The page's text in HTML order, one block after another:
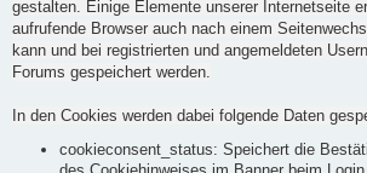
gestalten. Einige Elemente unserer Internetseite
aufrufende Browser auch nach einem
kann und bei registrierten und angemeldeten
Forums gespeichert werden.
In den Cookies werden dabei folgende Daten
cookieconsent_status: Speichert die